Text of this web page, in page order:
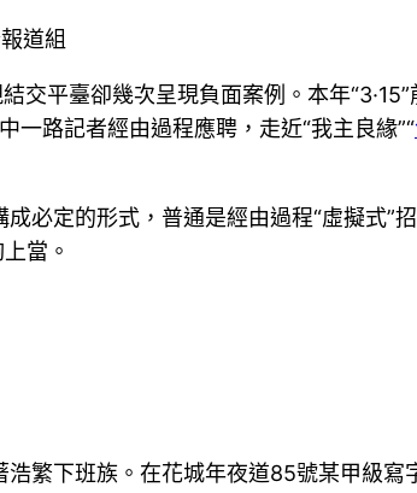
道組
交平臺卻幾次呈現負面案例。本年
一路記者經由過程應聘，走近“我主良緣”“
必定的形式，普通是經由過程“虛擬式”
當。
繁下班族。在花城年夜道85號某甲級寫